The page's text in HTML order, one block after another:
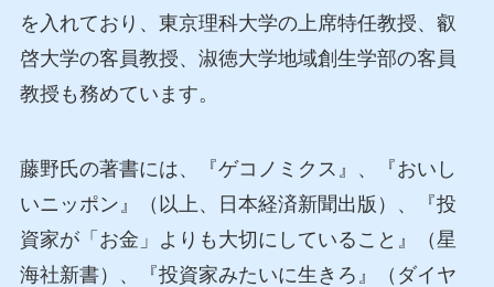
を入れており、東京理科大学の上席特任教授、叡
啓大学の客員教授、淑徳大学地域創生学部の客員
教授も務めています。
藤野氏の著書には、『ゲコノミクス』、『おいし
いニッポン』（以上、日本経済新聞出版）、『投
資家が「お金」よりも大切にしていること』（星
海社新書）、『投資家みたいに生きろ』（ダイヤ